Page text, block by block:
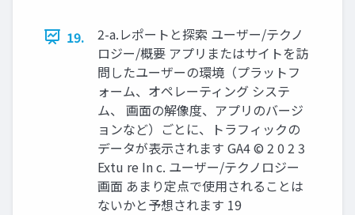
19.
2-a.レポートと探索 ユーザー/テクノ
ロジー/概要 アプリまたはサイトを訪
問したユーザーの環境（プラットフ
ォーム、オペレーティング システ
ム、 画面の解像度、アプリのバージ
ョンなど）ごとに、トラフィックの
データが表示されます GA4 © 2 0 2 3
Extu re In c. ユーザー/テクノロジー
画面 あまり定点で使用されることは
ないかと予想されます 19